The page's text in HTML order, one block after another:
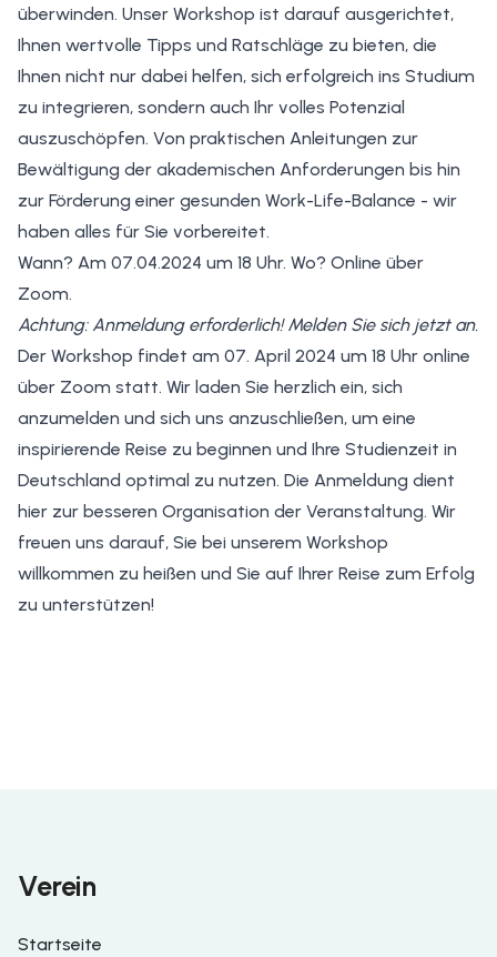
überwinden. Unser Workshop ist darauf ausgerichtet,
Ihnen wertvolle Tipps und Ratschläge zu bieten, die
Ihnen nicht nur dabei helfen, sich erfolgreich ins Studium
zu integrieren, sondern auch Ihr volles Potenzial
auszuschöpfen. Von praktischen Anleitungen zur
Bewältigung der akademischen Anforderungen bis hin
zur Förderung einer gesunden Work-Life-Balance - wir
haben alles für Sie vorbereitet.
Wann? Am 07.04.2024 um 18 Uhr. Wo? Online über
Zoom.
Achtung: Anmeldung erforderlich!Melden Sie sich jetzt an.
Der Workshop findet am 07. April 2024 um 18 Uhr online
über Zoom statt. Wir laden Sie herzlich ein, sich
anzumelden und sich uns anzuschließen, um eine
inspirierende Reise zu beginnen und Ihre Studienzeit in
Deutschland optimal zu nutzen. Die Anmeldung dient
hier zur besseren Organisation der Veranstaltung. Wir
freuen uns darauf, Sie bei unserem Workshop
willkommen zu heißen und Sie auf Ihrer Reise zum Erfolg
zu unterstützen!
Verein
Startseite